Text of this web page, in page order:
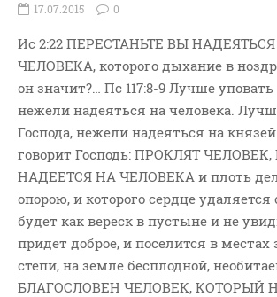
ГЛАВНАЯ
МОИ КНИГИ
СЛОВО-АУДИО
СЛОВО-ВИДЕО
ВОПРОСЫ ПАСТОРУ
17.07.2015 0
Ис 2:22 ПЕРЕСТАНЬТЕ ВЫ
ЧЕЛОВЕКА, которого дыхание в
он значит?… Пс 117:8-9 Лучше уповать
нежели надеяться на человека.
Господа, нежели надеяться на
говорит Господь: ПРОКЛЯТ
НАДЕЕТСЯ НА ЧЕЛОВЕКА и плоть
опорою, и которого сердце удаляется
будет как вереск в пустыне и не
придет доброе, и поселится в
степи, на земле бесплодной,
БЛАГОСЛОВЕН ЧЕЛОВЕК, КОТОРЫЙ